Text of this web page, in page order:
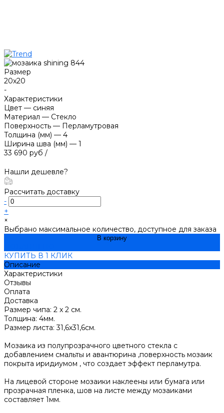
Размер
20x20
-
Характеристики
Цвет — синяя
Материал — Стекло
Поверхность — Перламутровая
Толщина (мм) — 4
Ширина шва (мм) — 1
33 690 руб /
Нашли дешевле?
Рассчитать доставку
-
+
×
Выбрано максимальное количество, доступное для заказа
В корзину
КУПИТЬ В 1 КЛИК
Описание
Характеристики
Отзывы
Оплата
Доставка
Размер чипа: 2 x 2 см.
Толщина: 4мм.
Размер листа: 31,6х31,6см.
Мозаика из полупрозрачного цветного стекла с
добавлением смальты и авантюрина ,поверхность мозаик
покрыта иридиумом , что создает эффект перламутра.
На лицевой стороне мозаики наклеены или бумага или
прозрачная пленка, шов на листе между мозаиками
составляет 1мм.